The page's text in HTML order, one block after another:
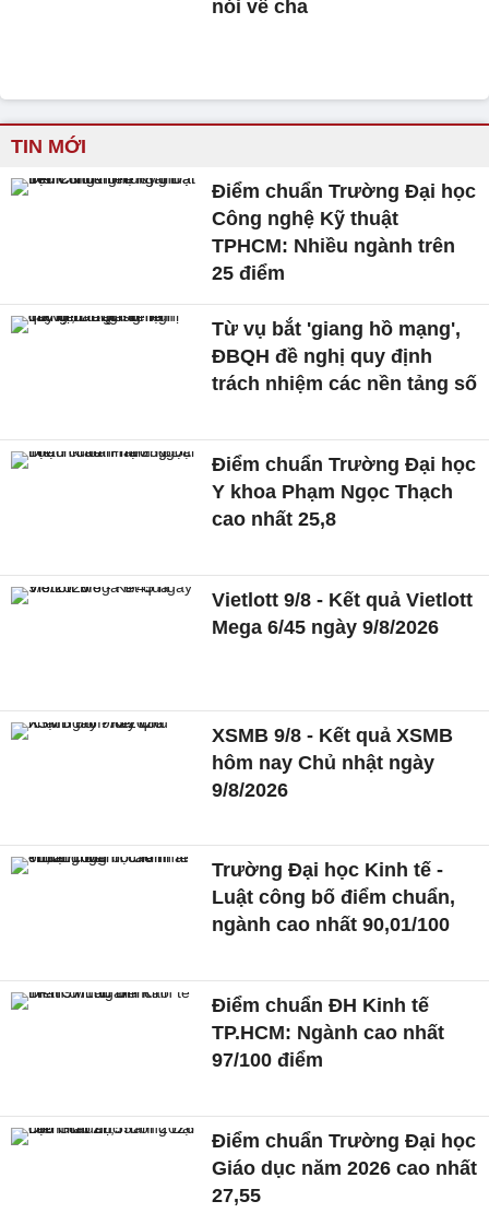
nói về cha
TIN MỚI
Điểm chuẩn Trường Đại học
Công nghệ Kỹ thuật
TPHCM: Nhiều ngành trên
25 điểm
Từ vụ bắt 'giang hồ mạng',
ĐBQH đề nghị quy định
trách nhiệm các nền tảng số
Điểm chuẩn Trường Đại học
Y khoa Phạm Ngọc Thạch
cao nhất 25,8
Vietlott 9/8 - Kết quả Vietlott
Mega 6/45 ngày 9/8/2026
XSMB 9/8 - Kết quả XSMB
hôm nay Chủ nhật ngày
9/8/2026
Trường Đại học Kinh tế -
Luật công bố điểm chuẩn,
ngành cao nhất 90,01/100
Điểm chuẩn ĐH Kinh tế
TP.HCM: Ngành cao nhất
97/100 điểm
Điểm chuẩn Trường Đại học
Giáo dục năm 2026 cao nhất
27,55